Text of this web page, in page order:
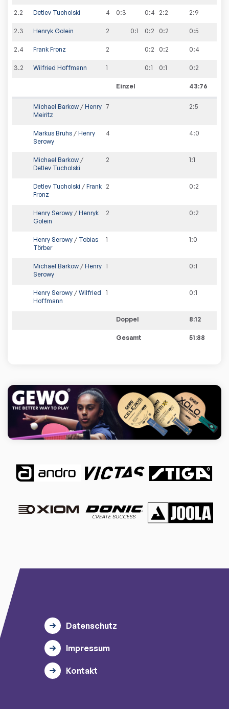
2.2 Detlev Tucholski 4 0:3 0:4 2:2 2:9
2.3 Henryk Golein 2 0:1 0:2 0:2 0:5
2.4 Frank Fronz 2 0:2 0:2 0:4
3.2 Wilfried Hoffmann 1 0:1 0:1 0:2
Einzel 43:76
Michael Barkow / Henry
Meiritz
7 2:5
Markus Bruhs / Henry
Serowy
4 4:0
Michael Barkow /
Detlev Tucholski
2 1:1
Detlev Tucholski / Frank
Fronz
2 0:2
Henry Serowy / Henryk
Golein
2 0:2
Henry Serowy / Tobias
Törber
1 1:0
Michael Barkow / Henry
Serowy
1 0:1
Henry Serowy / Wilfried
Hoffmann
1 0:1
Doppel 8:12
Gesamt 51:88
Datenschutz
Impressum
Kontakt